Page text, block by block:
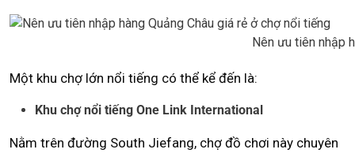
Nên ưu tiên nhập
Một khu chợ lớn nổi tiếng có thể kể đến là:
Khu chợ nổi tiếng One Link International
Nằm trên đường South Jiefang, chợ đồ chơi này chuyên